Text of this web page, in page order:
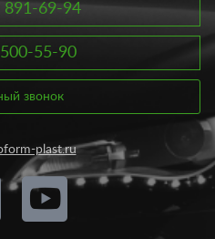
891-69-94
55-90
звонок
plast.ru